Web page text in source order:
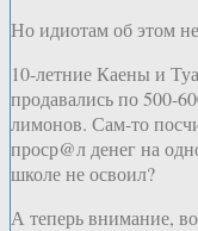
Но идиотам об этом
10-летние Каены и
продавались по 500-
лимонов. Сам-то
проср@л денег на
школе не освоил?
А теперь внимание,